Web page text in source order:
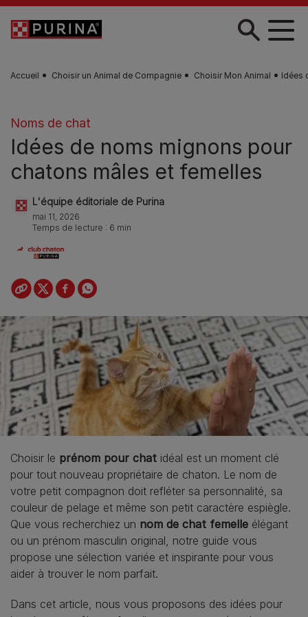
Skip to main content
Accueil Choisir un Animal de Compagnie Choisir Mon Animal Idées
Noms de chat
Idées de noms mignons pour
chatons mâles et femelles
L'équipe éditoriale de Purina
mai 11, 2026
Temps de lecture : 6 min
Choisir le prénom pour chat idéal est un moment clé
pour tout nouveau propriétaire de chaton. Le nom de
votre petit compagnon doit refléter sa personnalité, sa
couleur de pelage et même son petit caractère espiègle.
Que vous recherchiez un nom de chat femelle élégant
ou un prénom masculin original, notre guide vous
propose une sélection variée et inspirante pour vous
aider à trouver le nom parfait.
Dans cet article, nous vous proposons des idées pour